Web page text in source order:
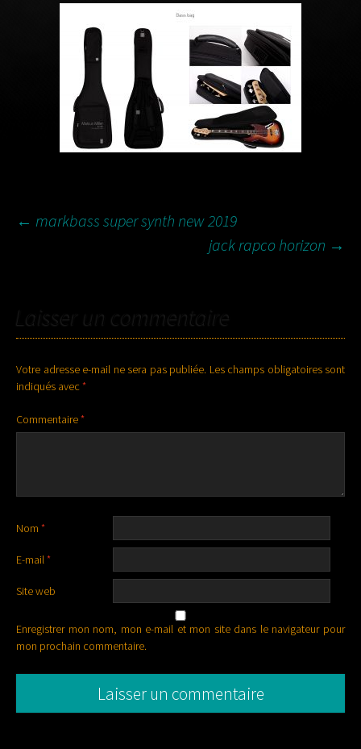
NAVIGATION
ARTICLES
← markbass super synth new 2019
jack rapco horizon →
Laisser un commentaire
Votre adresse e-mail ne sera pas publiée. Les champs obligatoires sont
indiqués avec*
Commentaire*
Nom *
E-mail*
Site web
Enregistrer mon nom, mon e-mail et mon site dans le navigateur pour
mon prochain commentaire.